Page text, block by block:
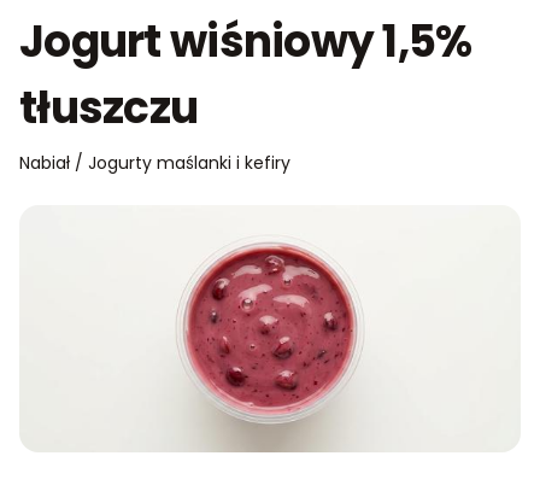
Jogurt wiśniowy 1,5%
tłuszczu
Nabiał / Jogurty maślanki i kefiry